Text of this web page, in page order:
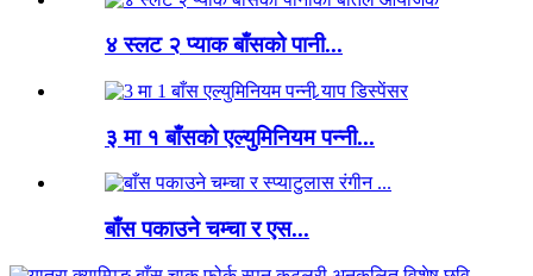
४ स्लट २ प्याक बाँसको पानी...
३ मा १ बाँसको एल्युमिनियम पन्नी...
बाँस पकाउने चम्चा र एस...